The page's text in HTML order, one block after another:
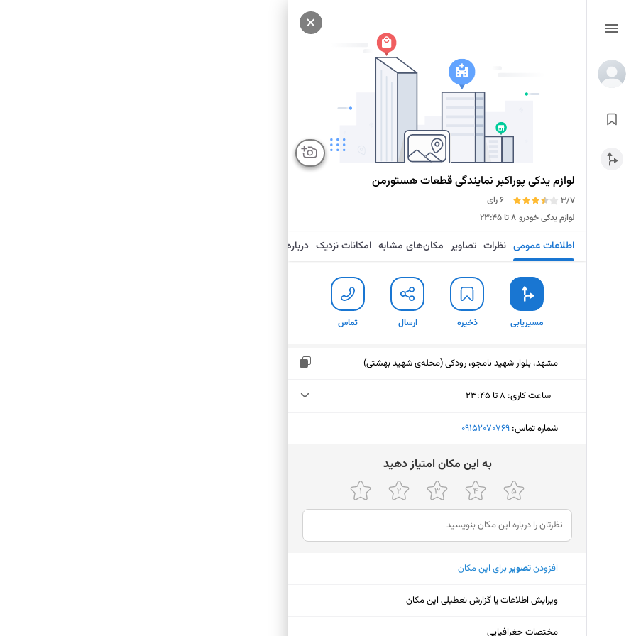
لوازم یدکی پوراکبر ‌نمایندگی قطعات هستورمن
3/7
6 رای
لوازم یدکی خودرو ۸ تا ۲۳:۴۵
اطلاعات عمومی نظرات تصاویر مکان‌های مشابه امکانات نزدیک درباره
مسیریابی ذخیره ارسال تماس
مشهد، بلوار شهید نامجو، رودکی (محله‌ی شهید بهشتی)
ساعت کاری: ۸ تا ۲۳:۴۵
دوشنبه (امروز)
پنجشنبه
۸ تا ۲۳:۴۵
جمعه
۸ تا ۲۳:۴۵
شنبه
یکشنبه
شماره تماس: ‎09152070769
ﺑﻪ اﯾﻦ ﻣﮑﺎن اﻣﺘﯿﺎز دﻫﯿﺪ
افزودنتصویربرای این مکان
ویرایش اطلاعات یا گزارش تعطیلی این مکان
مختصات جغرافیایی